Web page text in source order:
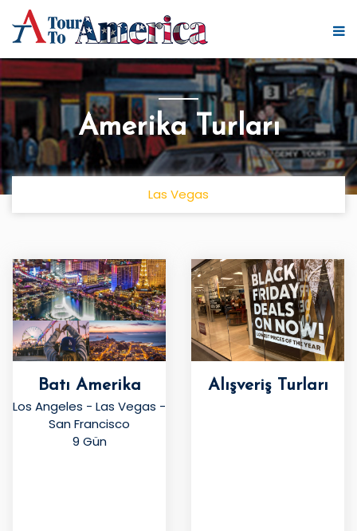
Amerika Turları
Las Vegas
Batı Amerika
Los Angeles - Las Vegas -
San Francisco
9 Gün
Alışveriş Turları